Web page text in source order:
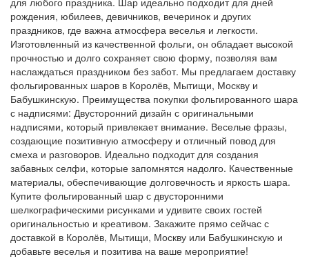
рождения, юбилеев, девичников, вечеринок и других
праздников, где важна атмосфера веселья и легкости.
Изготовленный из качественной фольги, он обладает высокой
прочностью и долго сохраняет свою форму, позволяя вам
наслаждаться праздником без забот. Мы предлагаем доставку
фольгированных шаров в Королёв, Мытищи, Москву и
Бабушкинскую. Преимущества покупки фольгированного шара
с надписями: Двусторонний дизайн с оригинальными
надписями, который привлекает внимание. Веселые фразы,
создающие позитивную атмосферу и отличный повод для
смеха и разговоров. Идеально подходит для создания
забавных селфи, которые запомнятся надолго. Качественные
материалы, обеспечивающие долговечность и яркость шара.
Купите фольгированный шар с двусторонними
шелкографическими рисунками и удивите своих гостей
оригинальностью и креативом. Закажите прямо сейчас с
доставкой в Королёв, Мытищи, Москву или Бабушкинскую и
добавьте веселья и позитива на ваше мероприятие!